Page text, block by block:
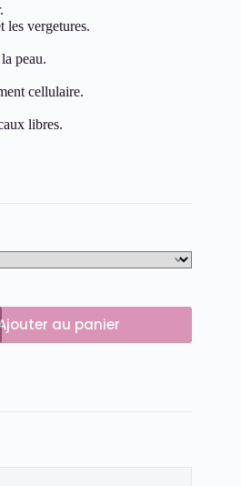
les vergetures.
peau.
cellulaire.
libres.
au panier